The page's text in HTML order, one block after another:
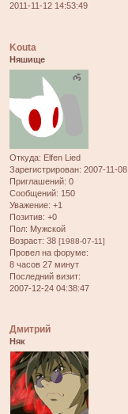
2011-11-12 14:53:49
Kouta
Няшище
Откуда: Elfen Lied
Зарегистрирован: 2007-11-08
Приглашений: 0
Сообщений: 150
Уважение: +1
Позитив: +0
Пол: Мужской
Возраст: 38 [1988-07-11]
Провел на форуме:
8 часов 27 минут
Последний визит:
2007-12-24 04:38:47
Дмитрий
Няк